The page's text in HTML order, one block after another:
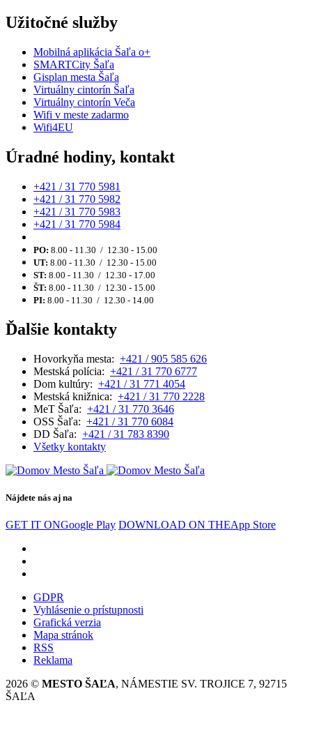
Užitočné služby
Mobilná aplikácia Šaľa o+
SMARTCity Šaľa
Gisplan mesta Šaľa
Virtuálny cintorín Šaľa
Virtuálny cintorín Veča
Wifi v meste zadarmo
Wifi4EU
Úradné hodiny, kontakt
+421 / 31 770 5981
+421 / 31 770 5982
+421 / 31 770 5983
+421 / 31 770 5984
PO: 8.00 - 11.30 / 12.30 - 15.00
UT: 8.00 - 11.30 / 12.30 - 15.00
ST: 8.00 - 11.30 / 12.30 - 17.00
ŠT: 8.00 - 11.30 / 12.30 - 15.00
PI: 8.00 - 11.30 / 12.30 - 14.00
Ďalšie kontakty
Hovorkyňa mesta: +421 / 905 585 626
Mestská polícia: +421 / 31 770 6777
Dom kultúry: +421 / 31 771 4054
Mestská knižnica: +421 / 31 770 2228
MeT Šaľa: +421 / 31 770 3646
OSS Šaľa: +421 / 31 770 6084
DD Šaľa: +421 / 31 783 8390
Všetky kontakty
Nájdete nás aj na
GET IT ONGoogle Play DOWNLOAD ON THEApp Store
GDPR
Vyhlásenie o prístupnosti
Grafická verzia
Mapa stránok
RSS
Reklama
2026 © MESTO ŠAĽA, NÁMESTIE SV. TROJICE 7, 92715
ŠAĽA